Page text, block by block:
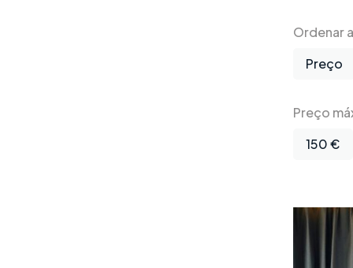
Ordenar
Preço
Preço
150 €